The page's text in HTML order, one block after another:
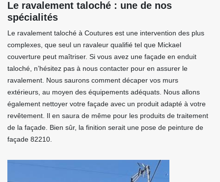
Le ravalement taloché : une de nos
spécialités
Le ravalement taloché à Coutures est une intervention des plus
complexes, que seul un ravaleur qualifié tel que Mickael
couverture peut maîtriser. Si vous avez une façade en enduit
taloché, n’hésitez pas à nous contacter pour en assurer le
ravalement. Nous saurons comment décaper vos murs
extérieurs, au moyen des équipements adéquats. Nous allons
également nettoyer votre façade avec un produit adapté à votre
revêtement. Il en saura de même pour les produits de traitement
de la façade. Bien sûr, la finition serait une pose de peinture de
façade 82210.